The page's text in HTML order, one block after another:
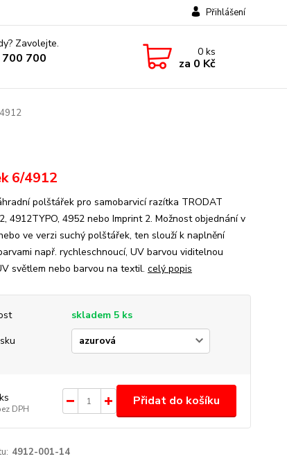
Přihlášení
Zavolejte.
700 0ks
za 0 Kč
6/4912
polštářek pro samobarvicí razítka TRODAT
4912TYPO, 4952 nebo Imprint 2. Možnost objednání v
ve verzi suchý polštářek, ten slouží k naplnění
např. rychleschnoucí, UV barvou viditelnou
světlem nebo barvou na textil. celý popis
skladem 5 ks
DPH
Přidat do košíku
4912-001-14